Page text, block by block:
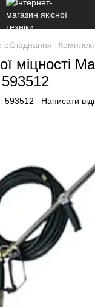
обладнання
міцності
593512 Написати